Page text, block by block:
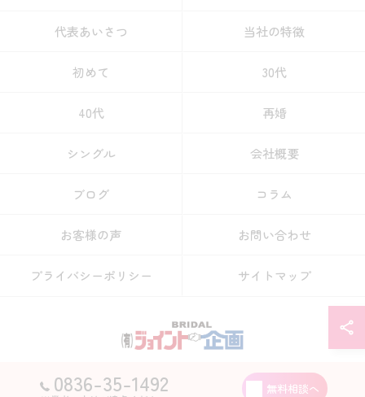
0836-35-1492 無料相談へ
代表あいさつ 当社の特徴
初めて 30代
40代 再婚
シングル 会社概要
ブログ コラム
お客様の声 お問い合わせ
プライバシーポリシー サイトマップ
© 2026 山口県宇部市の結婚相談所なら有限会社ジョイント企画 ALL RIGHTS